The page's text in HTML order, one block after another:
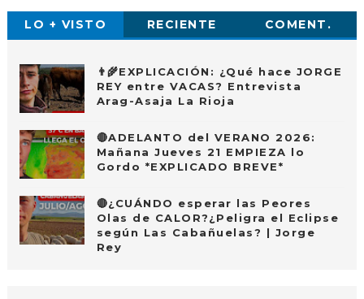
LO + VISTO RECIENTE COMENT.
👨‍🌾EXPLICACIÓN: ¿Qué hace JORGE
REY entre VACAS? Entrevista
Arag-Asaja La Rioja
🔴ADELANTO del VERANO 2026:
Mañana Jueves 21 EMPIEZA lo
Gordo *EXPLICADO BREVE*
🔴¿CUÁNDO esperar las Peores
Olas de CALOR?¿Peligra el Eclipse
según Las Cabañuelas? | Jorge
Rey